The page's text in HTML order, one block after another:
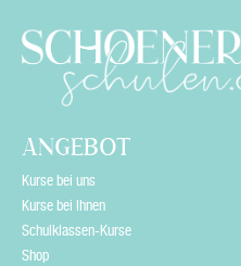
ANGEBOT
Kurse bei uns
Kurse bei Ihnen
Schulklassen-Kurse
Shop